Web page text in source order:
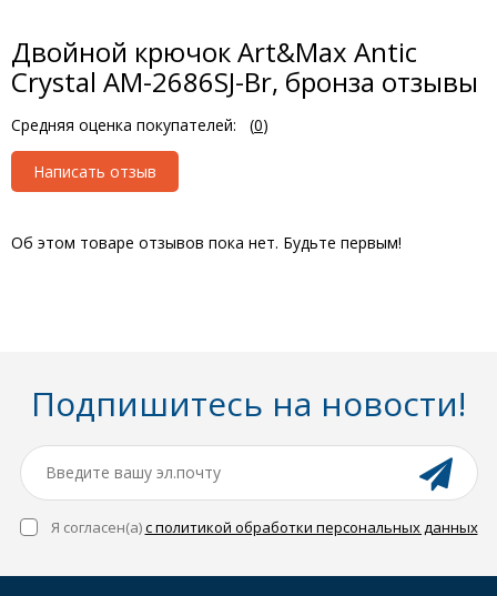
Двойной крючок Art&Max Antic
Crystal AM-2686SJ-Br, бронза отзывы
Средняя оценка покупателей: (0)
Написать отзыв
Об этом товаре отзывов пока нет. Будьте первым!
Подпишитесь на новости!
Я согласен(a)с политикой обработки персональных данных